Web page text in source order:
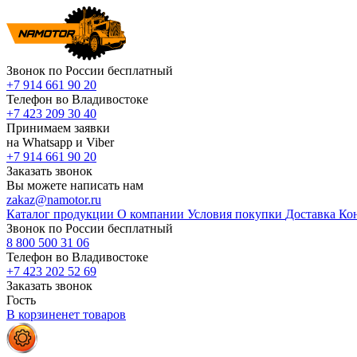
Звонок по России бесплатный
+7 914 661 90 20
Телефон во Владивостоке
+7 423 209 30 40
Принимаем заявки
на Whatsapp и Viber
+7 914 661 90 20
Заказать звонок
Вы можете написать нам
zakaz@namotor.ru
Каталог продукции О компании Условия покупки Доставка
Звонок по России бесплатный
8 800 500 31 06
Телефон во Владивостоке
+7 423 202 52 69
Заказать звонок
Гость
В корзиненет товаров